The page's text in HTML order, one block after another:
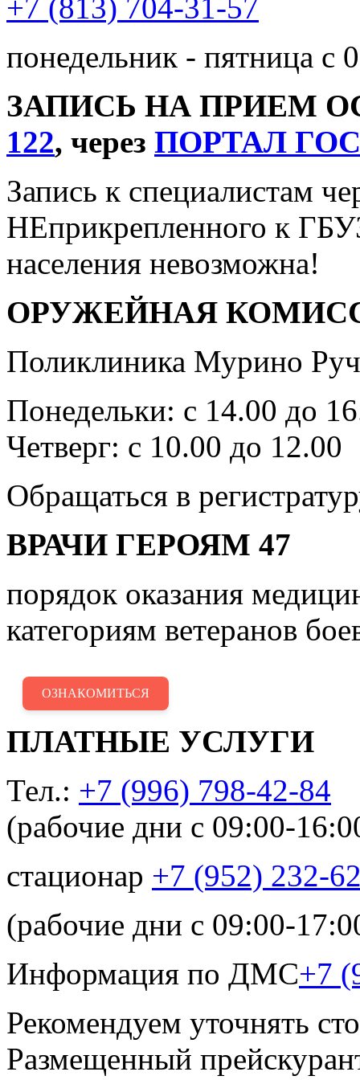
+7 (813) 704-31-57
понедельник - пятница с
ЗАПИСЬ НА ПРИЕМ
122, через ПОРТАЛ
Запись к специалистам
НЕприкрепленного к
населения невозможна!
ОРУЖЕЙНАЯ
Поликлиника Мурино
Понедельки: с 14.00 до
Четверг: с 10.00 до 12.00
Обращаться в
ВРАЧИ ГЕРОЯМ 47
порядок оказания
категориям ветеранов
ОЗНАКОМИТЬСЯ
ПЛАТНЫЕ УСЛУГИ
Тел.: +7 (996) 798-42-84
(рабочие дни с 09:00-
стационар +7 (952) 232-
(рабочие дни с 09:00-
Информация по ДМС+7
Рекомендуем уточнять
Размещенный